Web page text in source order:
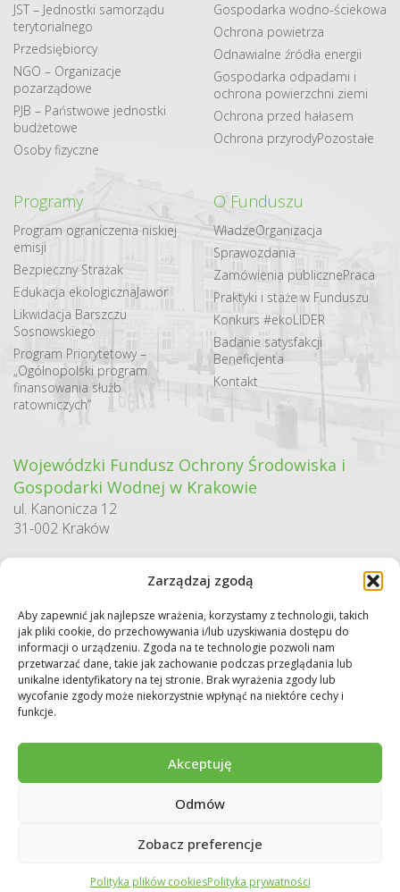
Zarządzaj zgodą
Aby zapewnić jak najlepsze wrażenia, korzystamy z technologii, takich
jak pliki cookie, do przechowywania i/lub uzyskiwania dostępu do
informacji o urządzeniu. Zgoda na te technologie pozwoli nam
przetwarzać dane, takie jak zachowanie podczas przeglądania lub
unikalne identyfikatory na tej stronie. Brak wyrażenia zgody lub
wycofanie zgody może niekorzystnie wpłynąć na niektóre cechy i
funkcje.
Akceptuję
Odmów
Zobacz preferencje
Polityka plików cookiesPolityka prywatności
JST – Jednostki samorządu
terytorialnego
Przedsiębiorcy
NGO – Organizacje
pozarządowe
PJB – Państwowe jednostki
budżetowe
Osoby fizyczne
Gospodarka​ wodno​-ściekowa
Ochrona powietrza
Odnawialne​ źródła​ energii
Gospodarka odpadami i
ochrona powierzchni ziemi
Ochrona przed hałasem
Ochrona przyrodyPozostałe
Programy
Program ograniczenia niskiej
emisji
Bezpieczny Strażak
Edukacja ekologicznaJawor
Likwidacja Barszczu
Sosnowskiego
Program Priorytetowy –
„Ogólnopolski program
finansowania służb
ratowniczych”
O Funduszu
WładzeOrganizacja
Sprawozdania
Zamówienia publicznePraca
Praktyki i staże w Funduszu
Konkurs #ekoLIDER
Badanie satysfakcji
Beneficjenta
Kontakt
Wojewódzki Fundusz Ochrony Środowiska i
Gospodarki Wodnej w Krakowie
ul. Kanonicza 12
31-002 Kraków
Sekretariat / Dziennik podawczy
tel.: 12 422 94 90
e-mail:biuro@wfos.krakow.pl
Copyright © 2026 WFOŚiGW w Krakowie. Wszystkie prawa zastrzeżone.